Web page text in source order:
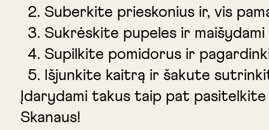
Suberkite prieskonius ir, vis
Sukrėskite pupeles ir
Supilkite pomidorus ir
Išjunkite kaitrą ir šakute
Įdarydami takus taip pat
Skanaus!